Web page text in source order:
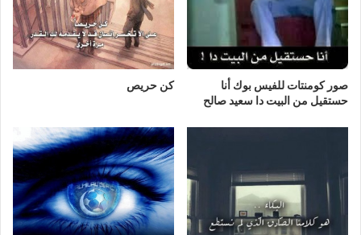
صور كومنتات للفيس بوك أنا
حستقيل من البيت دا سعيد صالح
كن حريص